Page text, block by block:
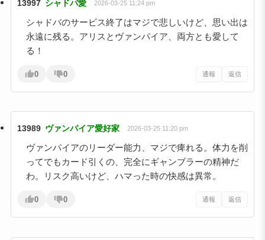
13997 シャドバ愛 2026-03-25 11:24 pm
シャドバのサービス終了はマジで悲しいけど、思い出は
永遠に残る。アリスとヴァンパイア、両方とも愛して
る！
0 0 通報 返信
13989 ヴァンパイア愛好家 2026-03-25 11:20 pm
ヴァンパイアのリーダー能力、マジで痺れる。体力を削
ってでもカード引くの、完全にギャンブラーの精神だ
わ。リスク高いけど、ハマった時の快感は異常。
0 0 通報 返信